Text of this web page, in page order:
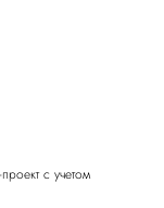
с учетом